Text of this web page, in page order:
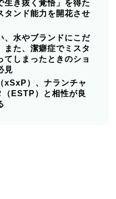
生き抜く覚悟」を得た
タンド能力を開花させ
、水やブランドにこだ
また、潔癖症でミスタ
てしまったときのショ
見
xSxP）、ナランチャ
（ESTP）と相性が良